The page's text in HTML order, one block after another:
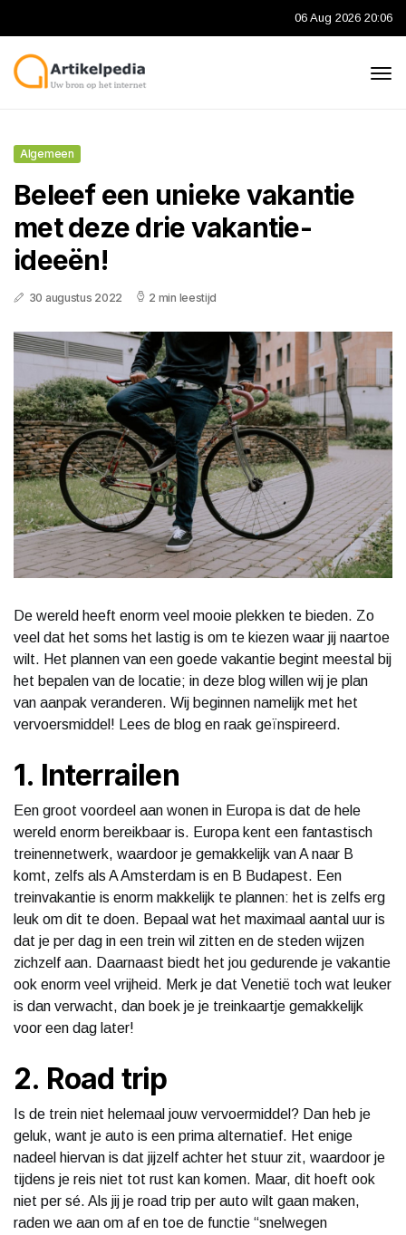
06 Aug 2026 20:06
Algemeen
Beleef een unieke vakantie
met deze drie vakantie-
ideeën!
30 augustus 2022 2 min leestijd
De wereld heeft enorm veel mooie plekken te bieden. Zo
veel dat het soms het lastig is om te kiezen waar jij naartoe
wilt. Het plannen van een goede vakantie begint meestal bij
het bepalen van de locatie; in deze blog willen wij je plan
van aanpak veranderen. Wij beginnen namelijk met het
vervoersmiddel! Lees de blog en raak geïnspireerd.
1. Interrailen
Een groot voordeel aan wonen in Europa is dat de hele
wereld enorm bereikbaar is. Europa kent een fantastisch
treinennetwerk, waardoor je gemakkelijk van A naar B
komt, zelfs als A Amsterdam is en B Budapest. Een
treinvakantie is enorm makkelijk te plannen: het is zelfs erg
leuk om dit te doen. Bepaal wat het maximaal aantal uur is
dat je per dag in een trein wil zitten en de steden wijzen
zichzelf aan. Daarnaast biedt het jou gedurende je vakantie
ook enorm veel vrijheid. Merk je dat Venetië toch wat leuker
is dan verwacht, dan boek je je treinkaartje gemakkelijk
voor een dag later!
2. Road trip
Is de trein niet helemaal jouw vervoermiddel? Dan heb je
geluk, want je auto is een prima alternatief. Het enige
nadeel hiervan is dat jijzelf achter het stuur zit, waardoor je
tijdens je reis niet tot rust kan komen. Maar, dit hoeft ook
niet per sé. Als jij je road trip per auto wilt gaan maken,
raden we aan om af en toe de functie “snelwegen